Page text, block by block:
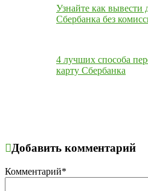
Узнайте как вывести
Сбербанка без
4 лучших способа
карту Сбербанка
Добавить комментарий
Комментарий*